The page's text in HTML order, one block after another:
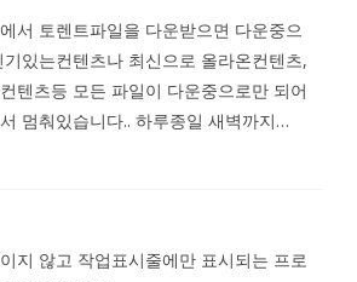
서 토렌트파일을 다운받으면 다운중으
있는컨텐츠나 최신으로 올라온컨텐츠,
텐츠등 모든 파일이 다운중으로만 되어
멈춰있습니다.. 하루종일 새벽까지…
지 않고 작업표시줄에만 표시되는 프로